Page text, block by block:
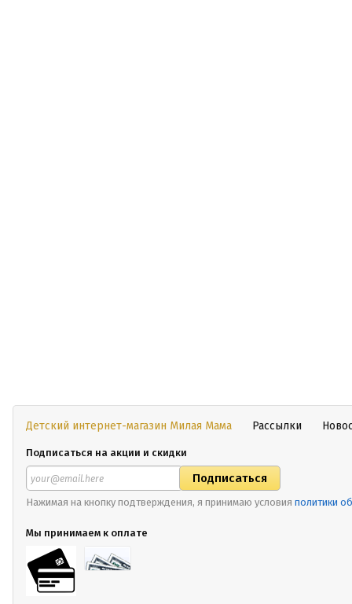
Детский интернет-магазин Милая Мама Рассылки
Подписаться на акции и скидки
Нажимая на кнопку подтверждения, я принимаю условия политики
Мы принимаем к оплате